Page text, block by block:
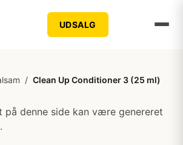
UDSALG
/ Clean Up Conditioner 3 (25 ml)
på denne side kan være genereret